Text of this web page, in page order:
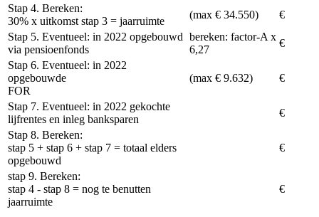
Stap 4. Bereken:
30% x uitkomst stap 3 = jaarruimte
(max € 34.550)
€
Stap 5. Eventueel: in 2022 opgebouwd
via pensioenfonds
bereken: factor-A x
6,27
€
Stap 6. Eventueel: in 2022
opgebouwde
FOR
(max € 9.632) €
Stap 7. Eventueel: in 2022 gekochte
lijfrentes en inleg banksparen
€
Stap 8. Bereken:
stap 5 + stap 6 + stap 7 = totaal elders
opgebouwd
€
stap 9. Bereken:
stap 4 - stap 8 = nog te benutten
jaarruimte
€